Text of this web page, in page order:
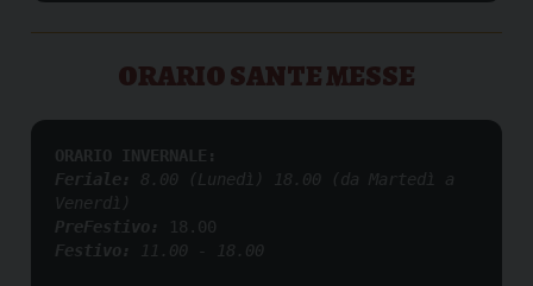
ORARIO SANTE MESSE
ORARIO INVERNALE:
Feriale:
8.00 (Lunedì) 18.00 (da Martedì a
Venerdì)
PreFestivo:
Festivo:
11.00 - 18.00